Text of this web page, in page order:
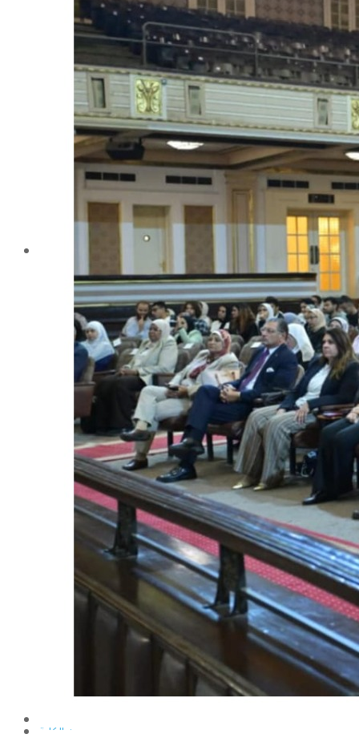
مستشارى لجان الإتحاد
تليفونات تهمك
الجوائز والمراكز خلال العام الجامعى 2019-2020
الأنشطة الطلابية
2016-2017
2017-2018
2019-2020
2020-2021
الخريجون
ملتقى الخريجين
خريجى الكلية
المستندات المطلوبة لاستخراج شهادات التخرج
الأقسام العلمية
الإجتماع الريفي والإرشاد الزراعي
الأراضى
الإقتصاد الزراعى
الألـــبان
أمراض النبات
الإنتاج الحيواني
بساتين الزينة
بساتين الفاكهة
الحشرات الإقتصادية والمبيدات
الحيوان والنيماتولوجيا الزراعية
الخضر
الصناعات الغذائية
الكيميـــاء الحيوية
النبات الزراعى
المحاصيل
الميكروبيولوجيا الزراعية
الهندسة الزراعية
الوراثة
البرامج التعليمية
برامج اللغة العربية
برامج اللغة الانجليزية
عن الكلية